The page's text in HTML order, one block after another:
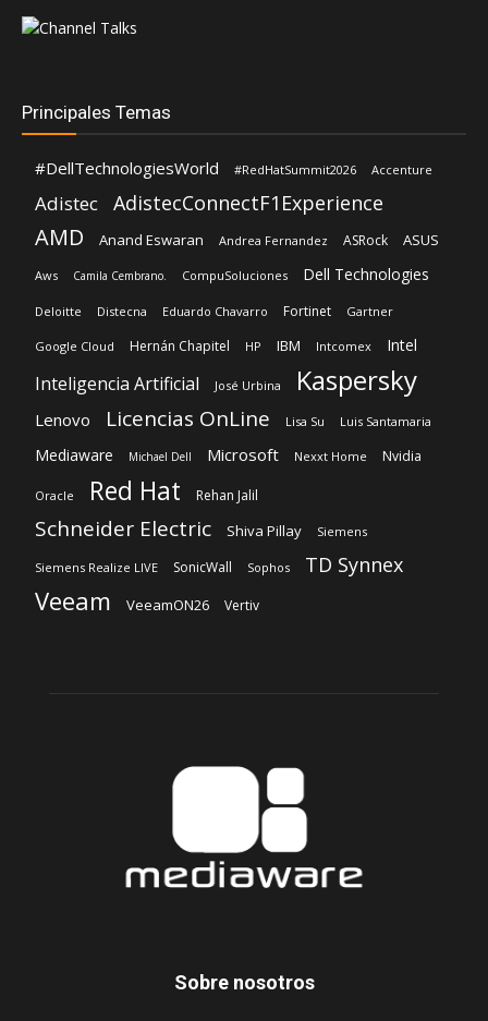
Principales Temas
#DellTechnologiesWorld #RedHatSummit2026 Accenture
Adistec AdistecConnectF1Experience
AMD Anand Eswaran Andrea Fernandez ASRock ASUS
Aws Camila Cembrano. CompuSoluciones Dell Technologies
Deloitte Distecna Eduardo Chavarro Fortinet Gartner
Google Cloud Hernán Chapitel HP IBM Intcomex Intel
Inteligencia Artificial José Urbina Kaspersky
Lenovo Licencias OnLine Lisa Su Luis Santamaria
Mediaware Michael Dell Microsoft Nexxt Home Nvidia
Oracle Red Hat Rehan Jalil
Schneider Electric Shiva Pillay Siemens
Siemens Realize LIVE SonicWall Sophos TD Synnex
Veeam VeeamON26 Vertiv
Sobre nosotros